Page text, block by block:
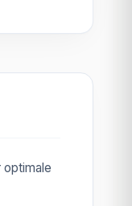
optimale